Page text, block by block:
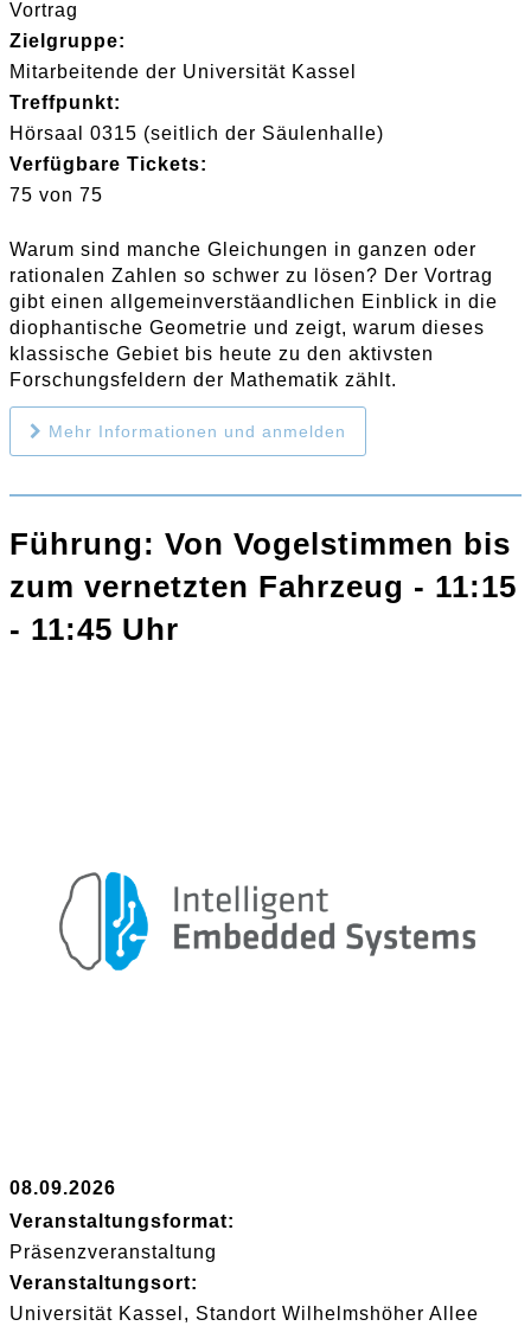
Vortrag
Zielgruppe:
Mitarbeitende der Universität Kassel
Treffpunkt:
Hörsaal 0315 (seitlich der Säulenhalle)
Verfügbare Tickets:
75 von 75
Warum sind manche Gleichungen in ganzen oder
rationalen Zahlen so schwer zu lösen? Der Vortrag
gibt einen allgemeinverstäandlichen Einblick in die
diophantische Geometrie und zeigt, warum dieses
klassische Gebiet bis heute zu den aktivsten
Forschungsfeldern der Mathematik zählt.
Mehr Informationen und anmelden
Führung: Von Vogelstimmen bis
zum vernetzten Fahrzeug - 11:15
- 11:45 Uhr
08.09.2026
Veranstaltungsformat:
Präsenzveranstaltung
Veranstaltungsort:
Universität Kassel, Standort Wilhelmshöher Allee